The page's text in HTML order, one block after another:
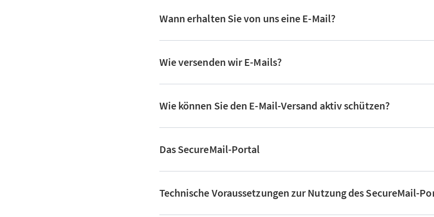
Wann erhalten Sie von uns eine E-Mail?
Wie versenden wir E-Mails?
Wie können Sie den E-Mail-Versand aktiv schützen?
Das SecureMail-Portal
Technische Voraussetzungen zur Nutzung des SecureMail-